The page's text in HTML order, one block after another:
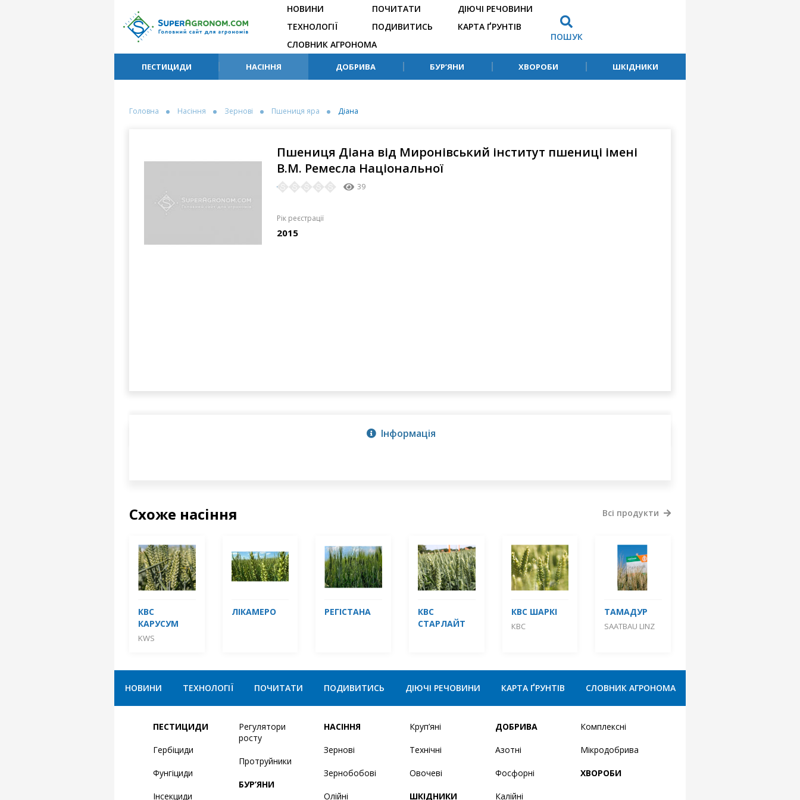
НОВИНИ
ТЕХНОЛОГІЇ
ПОЧИТАТИ
ПОДИВИТИСЬ
ДІЮЧІ РЕЧОВИНИ
КАРТА ҐРУНТІВ
СЛОВНИК АГРОНОМА
ПОШУК
ПЕСТИЦИДИ НАСІННЯ ДОБРИВА БУР’ЯНИ ХВОРОБИ ШКІДНИКИ
Головна Насіння Зернові Пшениця яра Діана
Пшениця Діана від Миронівський інститут пшениці імені
В.М. Ремесла Національної
39
Рік реєстрації
2015
Інформація
Схоже насіння
КВС
КАРУСУМ
KWS
ЛІКАМЕРО РЕГІСТАНА
КВС
СТАРЛАЙТ
КВС ШАРКІ
КВС
ТАМАДУР
SAATBAU LINZ
Всі продукти
НОВИНИ ТЕХНОЛОГІЇ ПОЧИТАТИ ПОДИВИТИСЬ ДІЮЧІ РЕЧОВИНИ КАРТА ҐРУНТІВ СЛОВНИК АГРОНОМА
ПЕСТИЦИДИ
Гербіциди
Фунгіциди
Інсекциди
Регулятори
росту
Протруйники
БУР’ЯНИ
НАСІННЯ
Зернові
Зернобобові
Олійні
Круп’яні
Технічні
Овочеві
ШКІДНИКИ
ДОБРИВА
Азотні
Фосфорні
Калійні
Комплексні
Мікродобрива
ХВОРОБИ